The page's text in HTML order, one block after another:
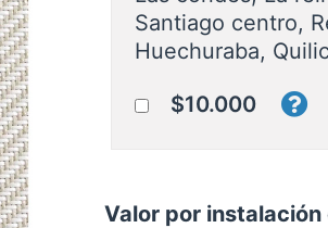
Santiago centro,
Huechuraba,
$10.000
Valor por instalación